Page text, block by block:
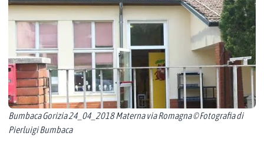
Bumbaca Gorizia 24_04_2018 Materna via Romagna © Fotografia di
Pierluigi Bumbaca